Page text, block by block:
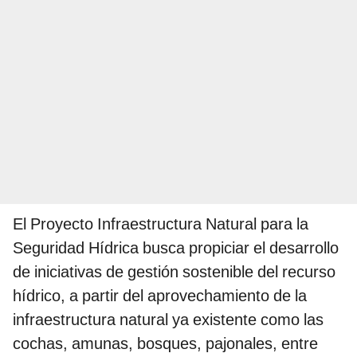
El Proyecto Infraestructura Natural para la
Seguridad Hídrica busca propiciar el desarrollo
de iniciativas de gestión sostenible del recurso
hídrico, a partir del aprovechamiento de la
infraestructura natural ya existente como las
cochas, amunas, bosques, pajonales, entre